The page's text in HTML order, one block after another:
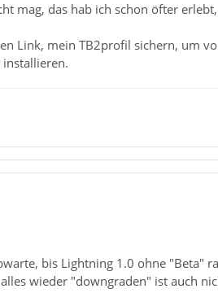
mag, das hab ich schon öfter
Link, mein TB2profil sichern, um
bis Lightning 1.0 ohne "Beta"
wieder "downgraden" ist auch